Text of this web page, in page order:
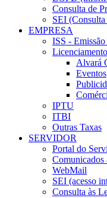
Consulta de
SEI
EMPRESA
ISS -
Alvará
Eventos
IPTU
ITBI
Outras Taxas
SERVIDOR
Portal do
Comunicados
WebMail
SEI (acesso
Consulta às